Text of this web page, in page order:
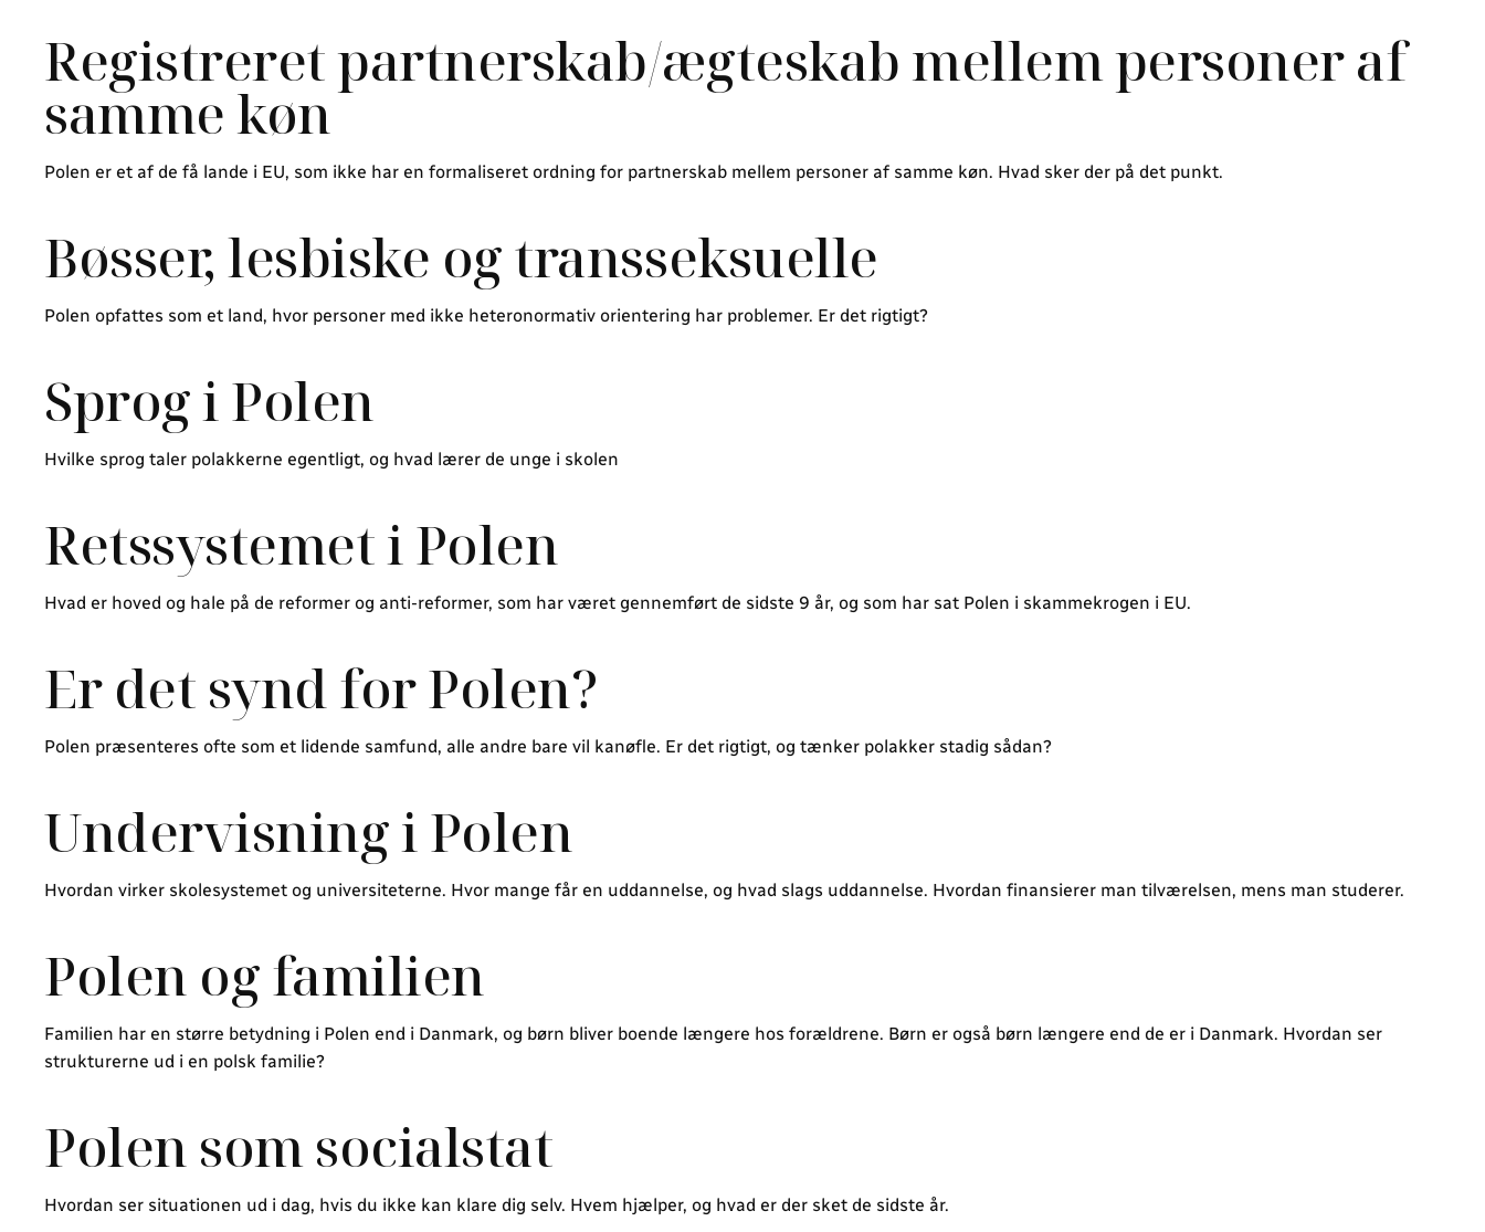
Registreret partnerskab/ægteskab mellem personer af
samme køn
Polen er et af de få lande i EU, som ikke har en formaliseret ordning for partnerskab mellem personer af samme køn. Hvad sker der på det punkt.
Bøsser, lesbiske og transseksuelle
Polen opfattes som et land, hvor personer med ikke heteronormativ orientering har problemer. Er det rigtigt?
Sprog i Polen
Hvilke sprog taler polakkerne egentligt, og hvad lærer de unge i skolen
Retssystemet i Polen
Hvad er hoved og hale på de reformer og anti-reformer, som har været gennemført de sidste 9 år, og som har sat Polen i skammekrogen i EU.
Er det synd for Polen?
Polen præsenteres ofte som et lidende samfund, alle andre bare vil kanøfle. Er det rigtigt, og tænker polakker stadig sådan?
Undervisning i Polen
Hvordan virker skolesystemet og universiteterne. Hvor mange får en uddannelse, og hvad slags uddannelse. Hvordan finansierer man tilværelsen, mens man studerer.
Polen og familien
Familien har en større betydning i Polen end i Danmark, og børn bliver boende længere hos forældrene. Børn er også børn længere end de er i Danmark. Hvordan ser
strukturerne ud i en polsk familie?
Polen som socialstat
Hvordan ser situationen ud i dag, hvis du ikke kan klare dig selv. Hvem hjælper, og hvad er der sket de sidste år.